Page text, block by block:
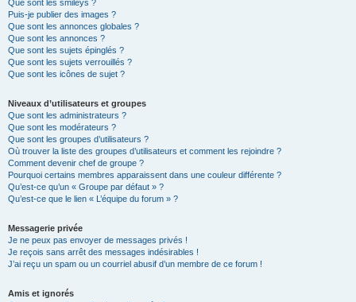
Que sont les smileys ?
Puis-je publier des images ?
Que sont les annonces globales ?
Que sont les annonces ?
Que sont les sujets épinglés ?
Que sont les sujets verrouillés ?
Que sont les icônes de sujet ?
Niveaux d’utilisateurs et groupes
Que sont les administrateurs ?
Que sont les modérateurs ?
Que sont les groupes d’utilisateurs ?
Où trouver la liste des groupes d’utilisateurs et comment les rejoindre ?
Comment devenir chef de groupe ?
Pourquoi certains membres apparaissent dans une couleur différente ?
Qu’est-ce qu’un « Groupe par défaut » ?
Qu’est-ce que le lien « L’équipe du forum » ?
Messagerie privée
Je ne peux pas envoyer de messages privés !
Je reçois sans arrêt des messages indésirables !
J’ai reçu un spam ou un courriel abusif d’un membre de ce forum !
Amis et ignorés